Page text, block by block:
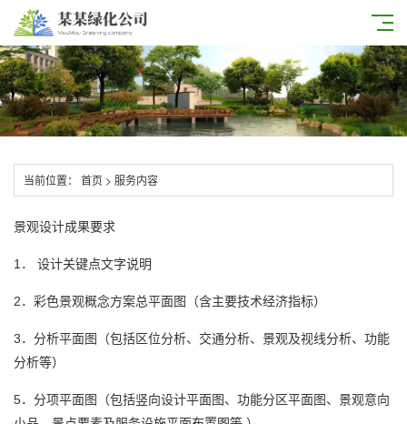
当前位置： 首页 > 服务内容
景观设计成果要求
1． 设计关键点文字说明
2．彩色景观概念方案总平面图 （含主要技术经济指标）
3．分析平面图（包括区位分析、交通分析、景观及视线分析、功能
分析等）
5．分项平面图（包括竖向设计平面图、功能分区平面图、景观意向